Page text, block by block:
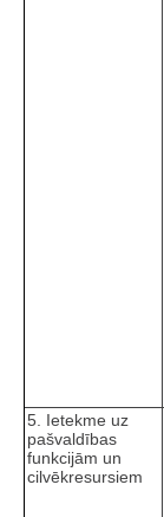
5. Ietekme uz
pašvaldības
funkcijām un
cilvēkresursiem